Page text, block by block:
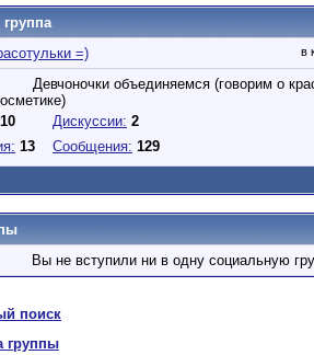
в
=)
Девчоночки объединяемся (говорим о
10
13
Дискуссии: 2
Сообщения: 129
Вы не вступили ни в одну социальную
поиск
группы